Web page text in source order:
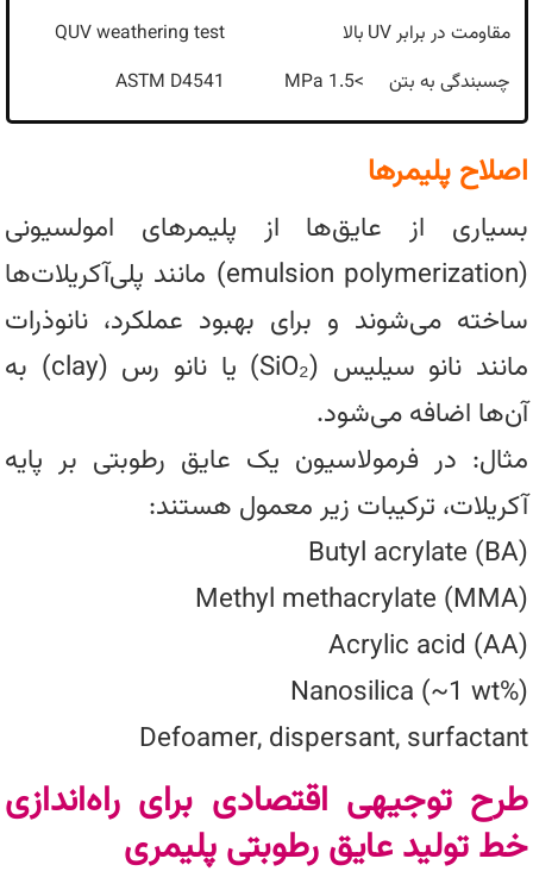
مقاومت در برابر UV بالا
QUV weathering test
چسبندگی به بتن
>1.5 MPa
ASTM D4541
اصلاح پلیمرها
بسیاری از عایق‌ها از پلیمرهای امولسیونی
(emulsion polymerization) مانند پلی‌آکریلات‌ها
ساخته می‌شوند و برای بهبود عملکرد، نانوذرات
مانند نانو سیلیس (SiO₂) یا نانو رس (clay) به
آن‌ها اضافه می‌شود.
مثال: در فرمولاسیون یک عایق رطوبتی بر پایه
آکریلات، ترکیبات زیر معمول هستند:
Butyl acrylate (BA)
Methyl methacrylate (MMA)
Acrylic acid (AA)
Nanosilica (~1 wt%)
Defoamer, dispersant, surfactant
طرح توجیهی اقتصادی برای راه‌اندازی
خط تولید عایق رطوبتی پلیمری